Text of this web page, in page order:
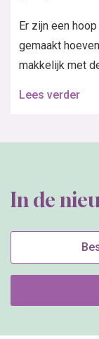
Er zijn een
gemaakt
makkelijk met
Lees verder
In de